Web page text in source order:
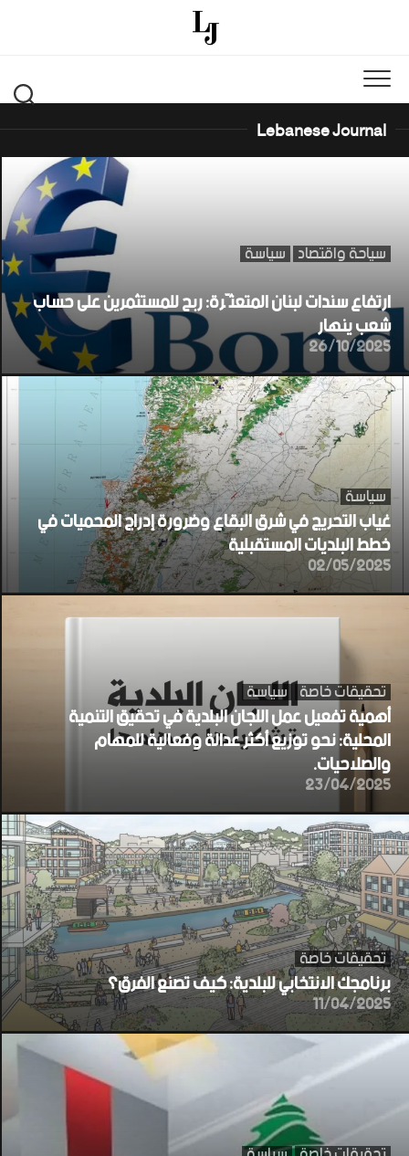
Lebanese Journal
سياحة واقتصاد سياسة
ارتفاع سندات لبنان المتعثّرة: ربح للمستثمرين على حساب
شعب ينهار
26/10/2025
سياسة
غياب التحريج في شرق البقاع وضرورة إدراج المحميات في
خطط البلديات المستقبلية
02/05/2025
تحقيقات خاصة سياسة
أهمية تفعيل عمل اللجان البلدية في تحقيق التنمية
المحلية: نحو توزيع أكثر عدالة وفعالية للمهام
والصلاحيات.
23/04/2025
تحقيقات خاصة
برنامجك الانتخابي للبلدية: كيف تصنع الفرق؟
11/04/2025